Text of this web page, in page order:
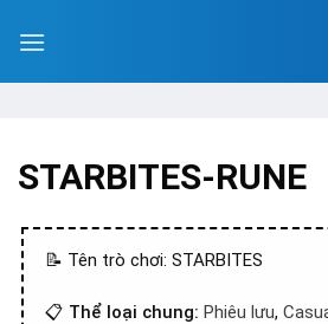
STARBITES-RUNE
📝 Tên trò chơi: STARBITES
📋 Thể loại chung: Phiêu lưu,